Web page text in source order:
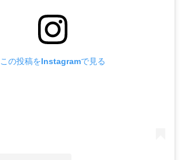
この投稿をInstagramで見る